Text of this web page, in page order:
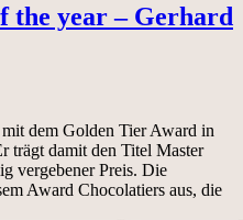
the year – Gerhard
dem Golden Tier Award in
trägt damit den Titel Master
vergebener Preis. Die
Award Chocolatiers aus, die